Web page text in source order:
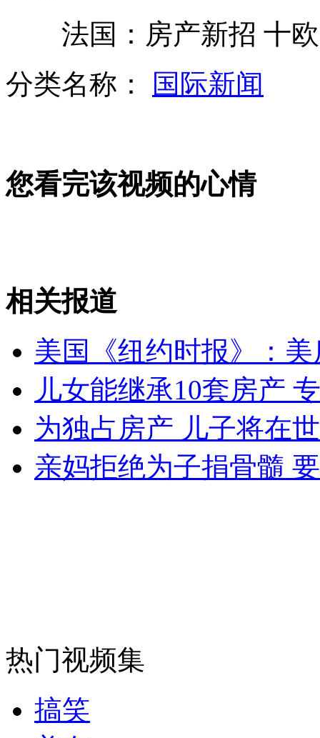
猩猩过生日 园长嘴对嘴喂蛋糕
烟草企业捐建希望小学植入广告
山西运城恶犬咬伤多人 警民合力深夜将其击毙
女孩北京地铁殴打老人 痛下狠手拳打脚踢
安徽一实载49人客车翻车
法国：房产新招 十欧
分类名称：
国际新闻
您看完该视频的心情
相关报道
美国《纽约时报》：
儿女能继承10套房产
为独占房产 儿子将在
亲妈拒绝为子捐骨髓
热门视频集
搞笑